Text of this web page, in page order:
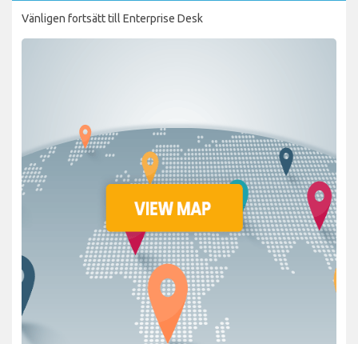
Vänligen fortsätt till Enterprise Desk